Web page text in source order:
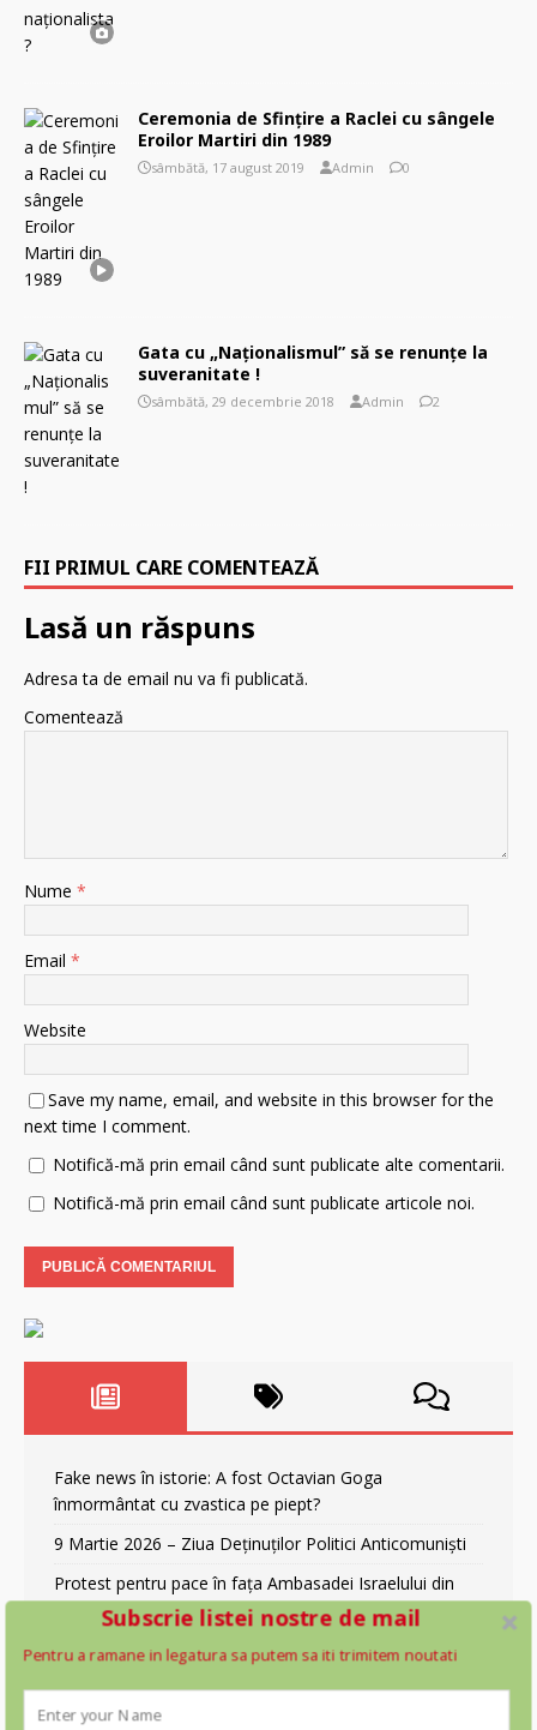
Ceremonia de Sfințire a Raclei cu sângele
Eroilor Martiri din 1989
sâmbătă, 17 august 2019 Admin 0
Gata cu „Naționalismul” să se renunțe la
suveranitate !
sâmbătă, 29 decembrie 2018 Admin 2
FII PRIMUL CARE COMENTEAZĂ
Lasă un răspuns
Adresa ta de email nu va fi publicată.
Comentează
Nume *
Email *
Website
Save my name, email, and website in this browser for the
next time I comment.
Notifică-mă prin email când sunt publicate alte comentarii.
Notifică-mă prin email când sunt publicate articole noi.
Fake news în istorie: A fost Octavian Goga
înmormântat cu zvastica pe piept?
9 Martie 2026 – Ziua Deținuților Politici Anticomuniști
Protest pentru pace în fața Ambasadei Israelului din
București
Canada și atacurile asupra bisericilor: incendieri,
Legea lui Vexler analizata cu lupa
Subscrie listei nostre de mail
Pentru a ramane in legatura sa putem sa iti trimitem noutati